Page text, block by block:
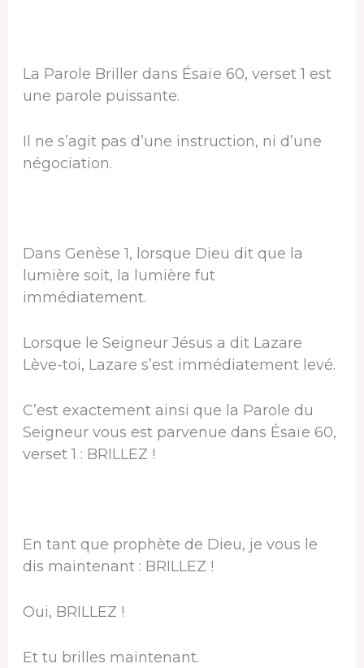
La Parole Briller dans Ésaïe 60, verset 1 est
une parole puissante.
Il ne s’agit pas d’une instruction, ni d’une
négociation.
Dans Genèse 1, lorsque Dieu dit que la
lumière soit, la lumière fut
immédiatement.
Lorsque le Seigneur Jésus a dit Lazare
Lève-toi, Lazare s’est immédiatement levé.
C’est exactement ainsi que la Parole du
Seigneur vous est parvenue dans Ésaïe 60,
verset 1 : BRILLEZ !
En tant que prophète de Dieu, je vous le
dis maintenant : BRILLEZ !
Oui, BRILLEZ !
Et tu brilles maintenant.